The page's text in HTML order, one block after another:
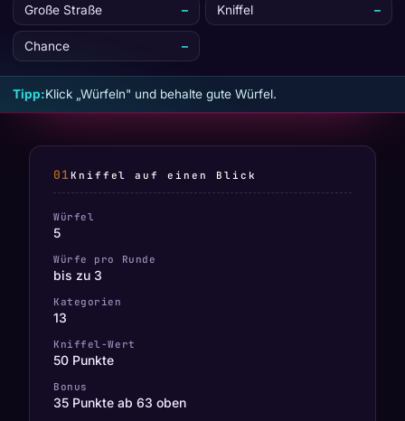
Große Straße – Kniffel –
Chance –
Tipp:Klick „Würfeln" und behalte gute Würfel.
Kniffel auf einen Blick
Würfel
5
Würfe pro Runde
bis zu 3
Kategorien
13
Kniffel-Wert
50 Punkte
Bonus
35 Punkte ab 63 oben